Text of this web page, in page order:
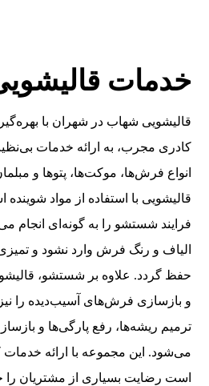
خدمات
قالیشویی شهاب در شهران با
کادری مجرب، به ارائه خدمات
انواع فرش‌ها، موکت‌ها، پتوها و
قالیشویی با استفاده از مواد
فرایند شستشو را به گونه‌ای انجام
الیاف و رنگ فرش وارد نشود و
حفظ گردد. علاوه بر شستشو،
و بازسازی فرش‌های آسیب‌دیده را
ترمیم ریشه‌ها، رفع پارگی‌ها و
می‌شود. این مجموعه با ارائه خدمات
است رضایت بسیاری از مشتریان را